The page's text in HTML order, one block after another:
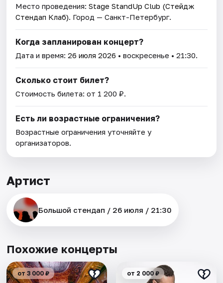
Место проведения:Stage StandUp Club (Стейдж
Стендап Клаб). Город — Санкт-Петербург.
Когда запланирован концерт?
Дата и время:26 июля 2026 • воскресенье • 21:30.
Сколько стоит билет?
Стоимость билета: от 1 200 ₽.
Есть ли возрастные ограничения?
Возрастные ограничения уточняйте у
организаторов.
Артист
Большой стендап / 26 июля / 21:30
Похожие концерты
от 3 000 ₽ от 2 000 ₽